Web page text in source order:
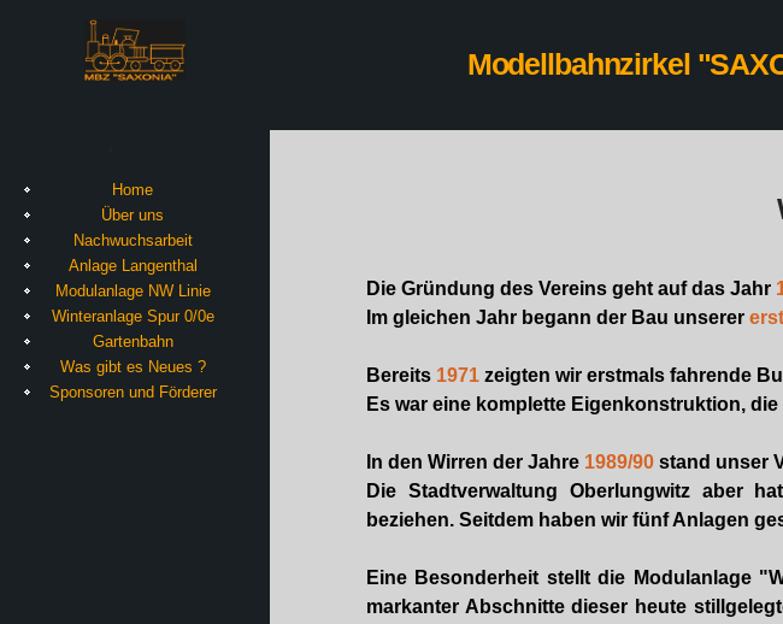
Modellbahnzirkel
Home
Über uns
Nachwuchsarbeit
Anlage Langenthal
Modulanlage NW Linie
Winteranlage Spur 0/0e
Gartenbahn
Was gibt es Neues ?
Sponsoren und Förderer
Die Gründung des Vereins geht auf das Jahr
Im gleichen Jahr begann der Bau unserer
Bereits 1971 zeigten wir erstmals fahrende
Es war eine komplette Eigenkonstruktion,
In den Wirren der Jahre 1989/90 stand unser
Die Stadtverwaltung Oberlungwitz aber
beziehen. Seitdem haben wir fünf Anlagen
Eine Besonderheit stellt die Modulanlage
markanter Abschnitte dieser heute